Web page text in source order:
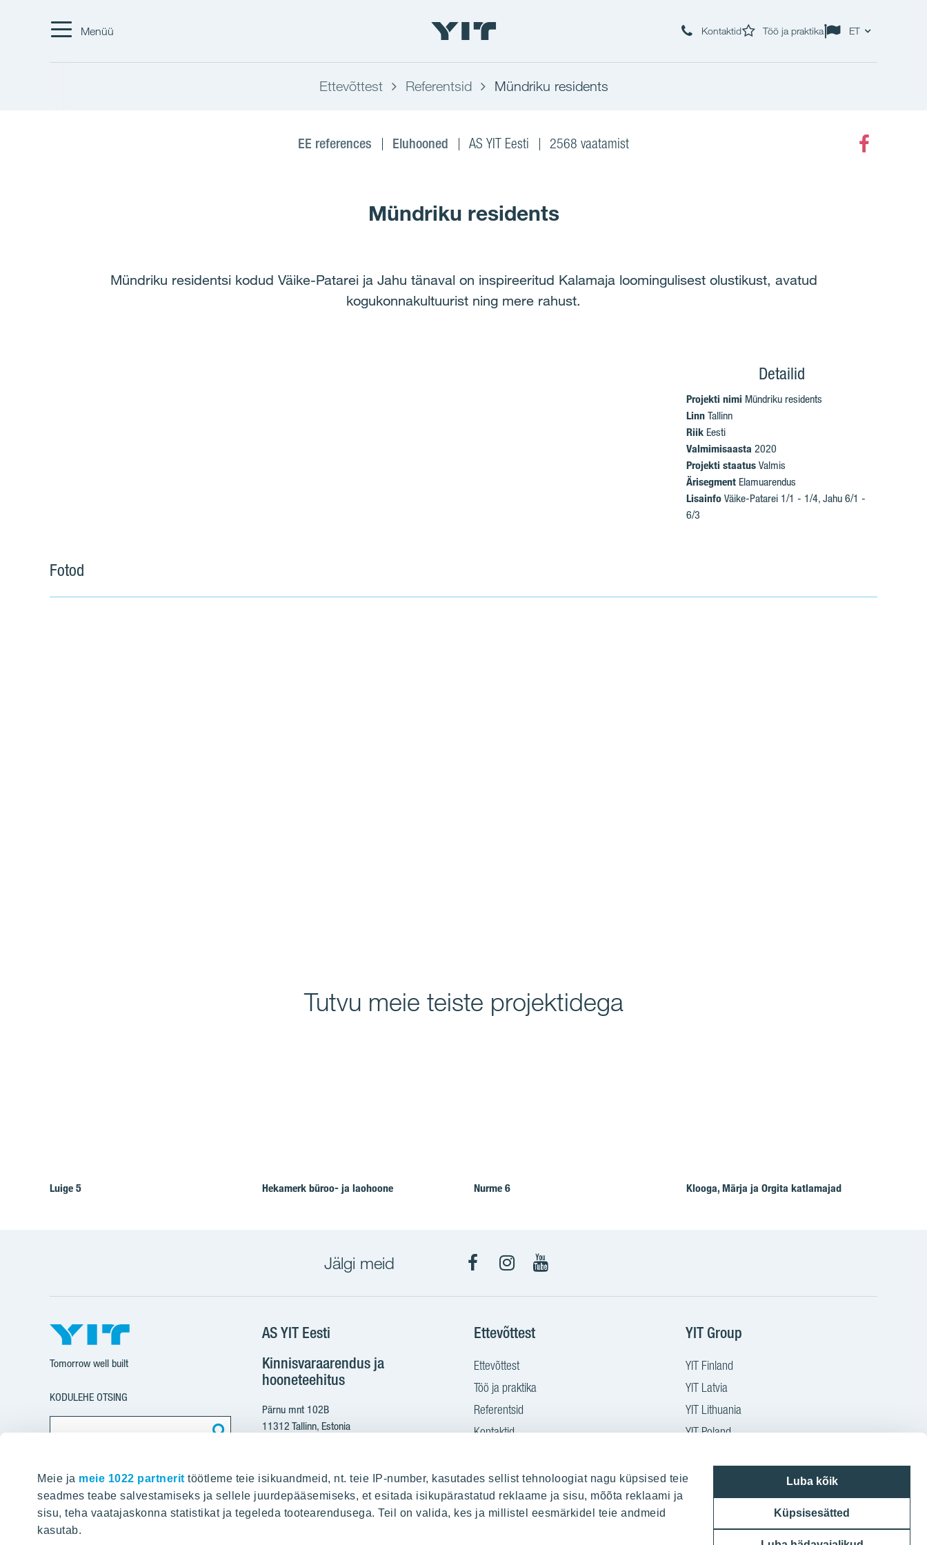
Meie ja meie 1022 partnerit töötleme teie isikuandmeid, nt. teie IP-number, kasutades sellist tehnoloogiat nagu küpsised teie
seadmes teabe salvestamiseks ja sellele juurdepääsemiseks, et esitada isikupärastatud reklaame ja sisu, mõõta reklaami ja
sisu, teha vaatajaskonna statistikat ja tegeleda tootearendusega. Teil on valida, kes ja millistel eesmärkidel teie andmeid
kasutab.
Luba kõik
Küpsisesätted
Menüü Kontaktid Töö ja praktika ET
Ettevõttest Referentsid Mündriku residents
EE references Eluhooned AS YIT Eesti 2568 vaatamist
Mündriku residents
Mündriku residentsi kodud Väike-Patarei ja Jahu tänaval on inspireeritud Kalamaja loomingulisest olustikust, avatud
kogukonnakultuurist ning mere rahust.
Detailid
Projekti nimi Mündriku residents
Linn Tallinn
Riik Eesti
Valmimisaasta 2020
Projekti staatus Valmis
Ärisegment Elamuarendus
Lisainfo Väike-Patarei 1/1 - 1/4, Jahu 6/1 -
6/3
Fotod
Tutvu meie teiste projektidega
Luige 5 Hekamerk büroo- ja laohoone Nurme 6 Klooga, Märja ja Orgita katlamajad
Jälgi meid
Tomorrow well built
KODULEHE OTSING
AS YIT Eesti
Kinnisvaraarendus ja
hooneteehitus
Pärnu mnt 102B
11312 Tallinn, Estonia
+372 665 2100
yit@yit.ee
Ettevõttest
Ettevõttest
Töö ja praktika
Referentsid
Kontaktid
YIT Group
YIT Finland
YIT Latvia
YIT Lithuania
YIT Poland
YIT Slovakia
YIT Group